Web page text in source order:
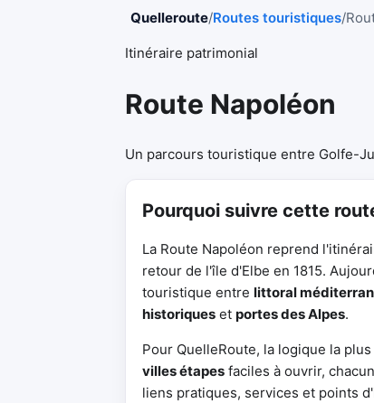
Quelleroute/Routes touristiques/
Itinéraire patrimonial
Route Napoléon
Un parcours touristique entre Golfe-
Pourquoi suivre cette
La Route Napoléon reprend
retour de l'île d'Elbe en 1815.
touristique entre littoral
historiques et portes des Alpes.
Pour QuelleRoute, la logique la
villes étapes faciles à ouvrir,
liens pratiques, services et points